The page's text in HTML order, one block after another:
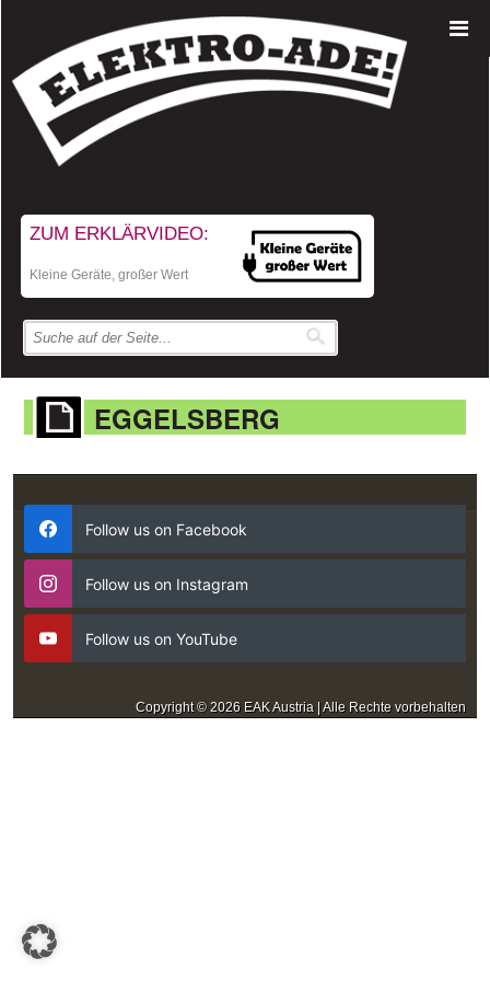
ZUM ERKLÄRVIDEO:
Kleine Geräte, großer Wert
EGGELSBERG
Follow us on Facebook
Follow us on Instagram
Follow us on YouTube
Copyright © 2026 EAK Austria | Alle Rechte vorbehalten